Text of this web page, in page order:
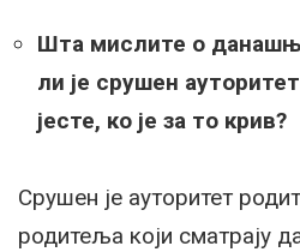
Шта мислите о
ли је срушен
јесте, ко је за то крив?
Срушен је ауторитет
родитеља који сматрају